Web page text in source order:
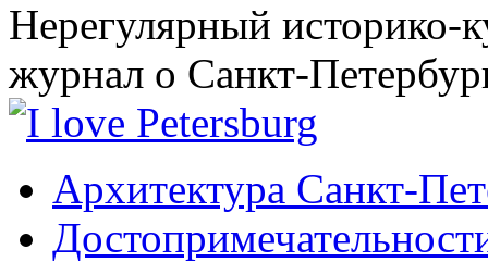
Нерегулярный историко-
журнал о Санкт-
Архитектура Санкт-